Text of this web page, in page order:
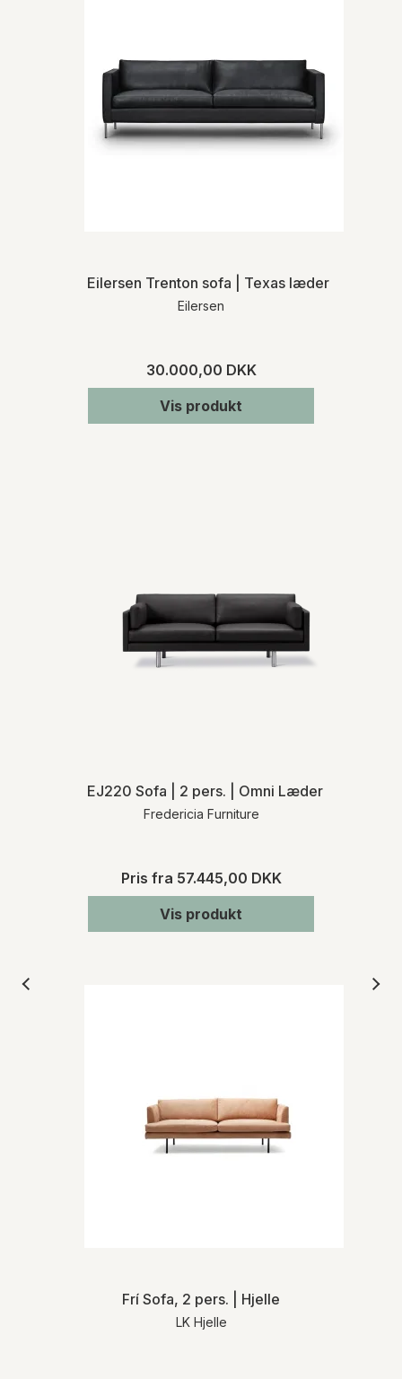
Eilersen Trenton sofa | Texas læder
Eilersen
30.000,00 DKK
Vis produkt
EJ220 Sofa | 2 pers. | Omni Læder
Fredericia Furniture
Pris fra 57.445,00 DKK
Vis produkt
Frí Sofa, 2 pers. | Hjelle
LK Hjelle